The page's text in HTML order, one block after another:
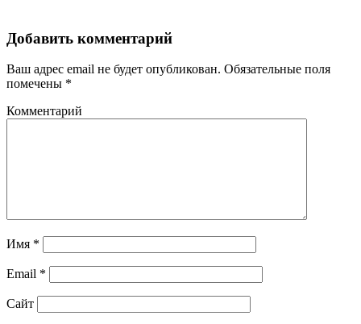
Добавить комментарий
Ваш адрес email не будет опубликован. Обязательные поля
помечены *
Комментарий
Имя *
Email *
Сайт